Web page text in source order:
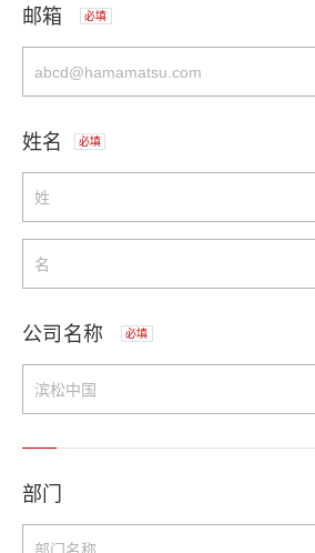
邮箱 必填
姓名 必填
公司名称 必填
部门